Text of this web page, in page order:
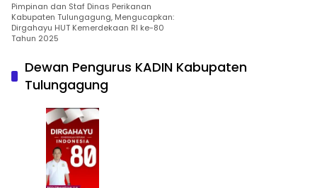
Pimpinan dan Staf Dinas Perikanan
Kabupaten Tulungagung, Mengucapkan:
Dirgahayu HUT Kemerdekaan RI ke-80
Tahun 2025
Dewan Pengurus KADIN Kabupaten
Tulungagung